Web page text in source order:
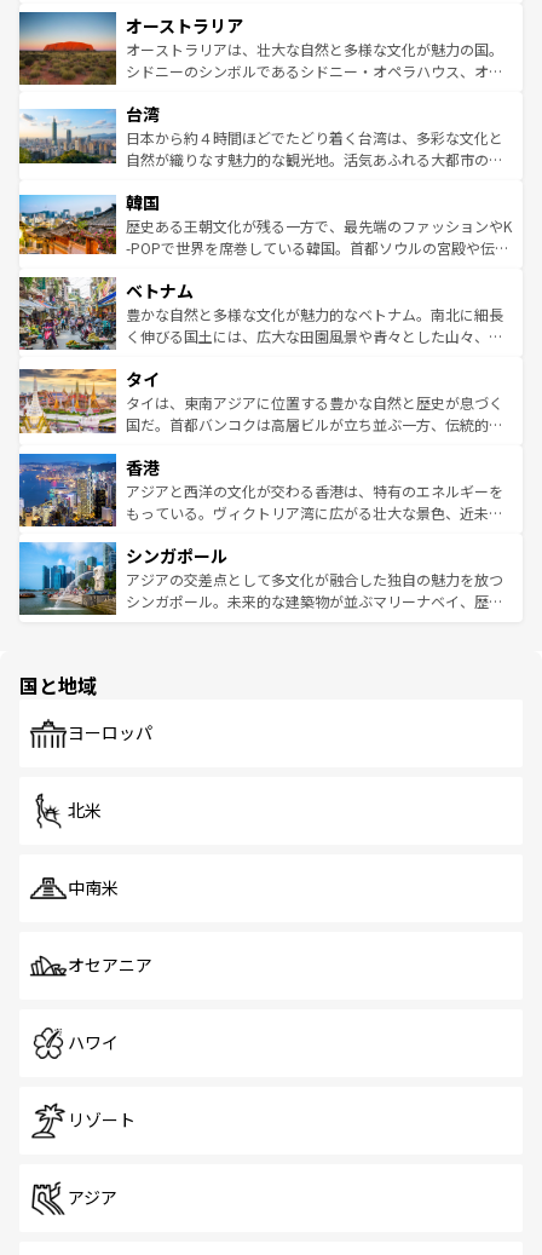
部のニューオーリンズでは、音楽と美食が融合した独特の
文化が魅力。旅行者はアメリカの各地域で異なる魅力を楽
しみながら、その多様性と豊かな歴史を感じることができ
ならではの贅沢な旅のスタイルだ。 なお、新着のアメリカ
情報はコンテンツ一覧を参照してほしい。
ワイ島は見逃せない。また、定番の観光地といえばオアフ
島だが、静かな自然を求めるならマウイ島やカウアイ島が
おすすめ。エメラルドグリーンに輝く海をはじめ、豊かな
れるおもてなしの心で訪れる人々を迎えてくれるハワイの
人々、おいしいローカルフードやハワイアンミュージッ
ク、伝統的なフラダンスなど、すべてがハワイの魅力を彩
ワイを、存分に味わってほしい。 なお、新着のハワイ情報
はコンテンツ一覧を参照してほしい。
オーストラリア
オーストラリアは、壮大な自然と多様な文化が魅力の国。
シドニーのシンボルであるシドニー・オペラハウス、オー
リアリーフや大陸中央部にそびえるウルル（エアーズロッ
ク）、タスマニアの美しい原生林やケアンズの熱帯雨林な
ど、見どころがたくさん。また、カフェやワイン、オージ
いる。アクティビティも充実しており、サーフィンやダイ
ビング、ハイキングなど、アウトドア好きにはたまらな
い。オーストラリアの多彩な魅力を存分に味わいつくそ
参照してほしい。
台湾
日本から約４時間ほどでたどり着く台湾は、多彩な文化と
自然が織りなす魅力的な観光地。活気あふれる大都市の台
ン）、静ひつな山岳地帯である台湾東部など、都市の喧騒
と山間の静けさが共存しており、訪れる人に新しい発見と
驚きをもたらしてくれる。また、奥深い台湾の食文化も魅
容にもいいと評判のスイーツなど、バラエティ豊かな料理
が味わえる。 なお、新着の台湾情報は コンテンツ一覧を参
照してほしい。
韓国
歴史ある王朝文化が残る一方で、最先端のファッションやK
-POPで世界を席巻している韓国。首都ソウルの宮殿や伝統
き、地方に足を延ばせば四季折々の自然美を楽しむことが
できる。そして、キムチや焼肉、絶品のストリートフード
まで、さまざまな韓国料理が待っている。夜には、韓国な
リティに包まれながら、韓国の多彩な魅力を心ゆくまで味
わってみてほしい。 なお、新着の韓国情報はコンテンツ一
覧を参照してほしい。
ベトナム
豊かな自然と多様な文化が魅力的なベトナム。南北に細長
く伸びる国土には、広大な田園風景や青々とした山々、世
急速な発展と共に伝統が息づく。ハノイの古い町並みやホ
ーチミン市のフランス統治時代の建物も、独特の雰囲気を
醸し出している。また、バラエティの豊かさとおいしさで
とつ。フォーやバインミー、ベトナムコーヒーなどは、ぜ
ひ現地で味わいたい。どの地域を訪れてもあたたかい人々
が旅行者を迎えてくれるので、きっと忘れられない旅にな
参照してほしい。
タイ
タイは、東南アジアに位置する豊かな自然と歴史が息づく
国だ。首都バンコクは高層ビルが立ち並ぶ一方、伝統的な
の活気が交差している。北部ではチェンマイなどの山岳地
帯で自然と触れ合い、南部ではプーケットやクラビの美し
いビーチでリゾート気分を楽しむことができる。タイ料理
激する。気候は一年中温暖で、どの季節にも異なる楽しみ
が待っている。親しみやすいタイの人々、仏教を中心とし
た文化、そして多様な観光資源が、訪れる旅人を魅了し続
香港
アジアと西洋の文化が交わる香港は、特有のエネルギーを
もっている。ヴィクトリア湾に広がる壮大な景色、近未来
み、どこを訪れても感動するはず。観光スポットが密集し
ており、効率よく見どころを回れるのも魅力。息をのむよ
うな絶景から文化的な体験まで、香港を存分に楽しみ尽く
シンガポール
アジアの交差点として多文化が融合した独自の魅力を放つ
シンガポール。未来的な建築物が並ぶマリーナベイ、歴史
で、ホーカーズは地元の風情を楽しめる外せないスポット
国と地域
ヨーロッパ
北米
中南米
オセアニア
ハワイ
リゾート
アジア